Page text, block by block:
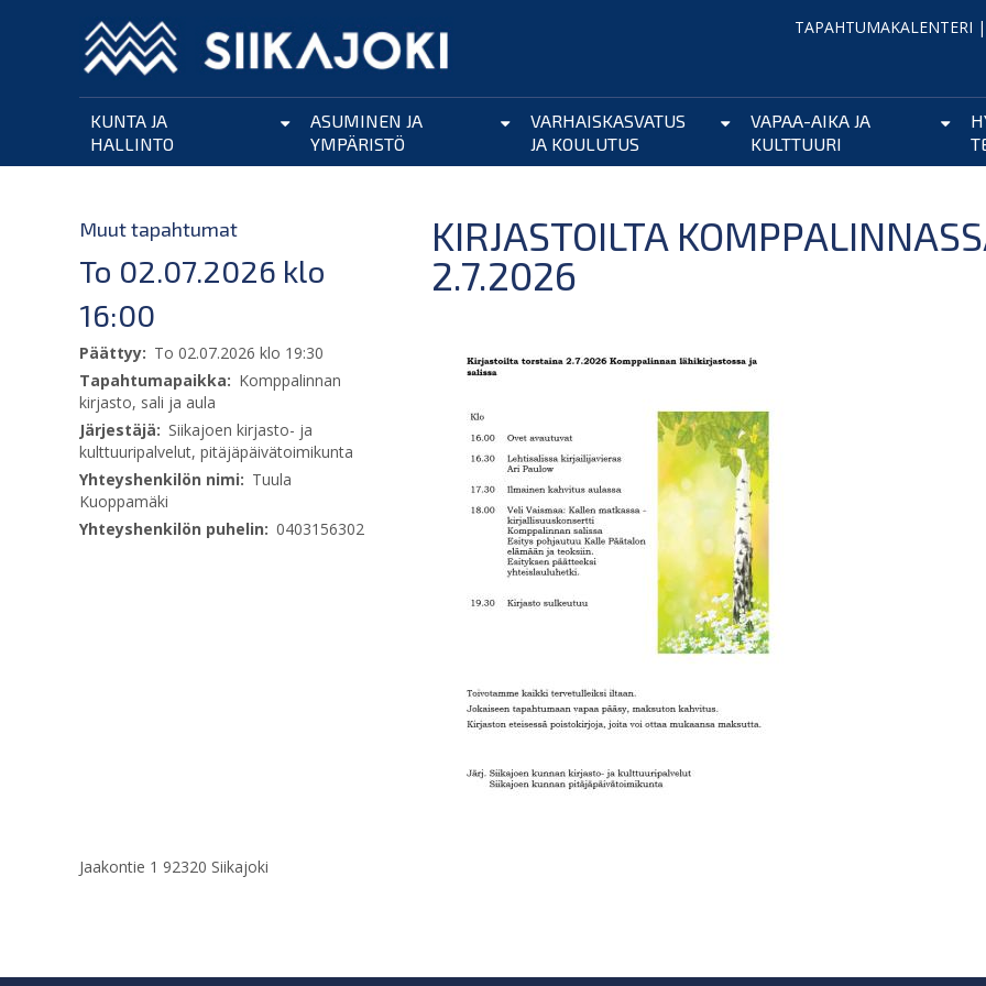
Hyppää
pääsisältöön
TAPAHTUMAKALENTERI |
KUNTA JA
HALLINTO
ASUMINEN JA
YMPÄRISTÖ
VARHAISKASVATUS
JA KOULUTUS
VAPAA-AIKA JA
KULTTUURI
Muut tapahtumat
To 02.07.2026 klo
16:00
Päättyy
To 02.07.2026 klo 19:30
Tapahtumapaikka
Komppalinnan
kirjasto, sali ja aula
Järjestäjä
Siikajoen kirjasto- ja
kulttuuripalvelut, pitäjäpäivätoimikunta
Yhteyshenkilön nimi
Tuula
Kuoppamäki
Yhteyshenkilön puhelin
0403156302
KIRJASTOILTA
2.7.2026
Jaakontie 1 92320 Siikajoki